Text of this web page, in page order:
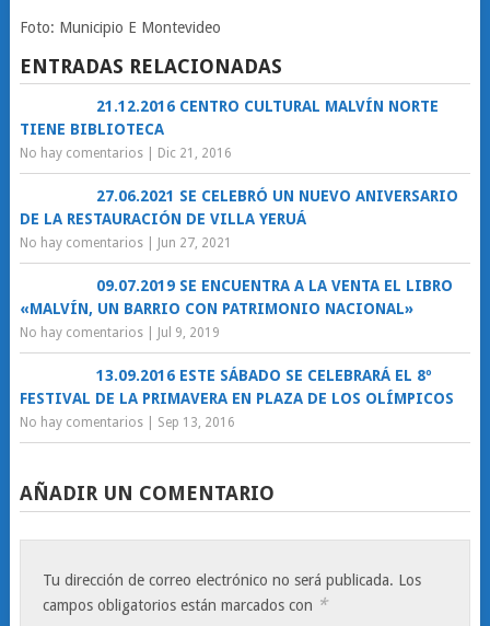
Foto: Municipio E Montevideo
ENTRADAS RELACIONADAS
21.12.2016 CENTRO CULTURAL MALVÍN NORTE
TIENE BIBLIOTECA
No hay comentarios| Dic 21, 2016
27.06.2021 SE CELEBRÓ UN NUEVO ANIVERSARIO
DE LA RESTAURACIÓN DE VILLA YERUÁ
No hay comentarios| Jun 27, 2021
09.07.2019 SE ENCUENTRA A LA VENTA EL LIBRO
«MALVÍN, UN BARRIO CON PATRIMONIO NACIONAL»
No hay comentarios| Jul 9, 2019
13.09.2016 ESTE SÁBADO SE CELEBRARÁ EL 8º
FESTIVAL DE LA PRIMAVERA EN PLAZA DE LOS OLÍMPICOS
No hay comentarios| Sep 13, 2016
AÑADIR UN COMENTARIO
Tu dirección de correo electrónico no será publicada. Los
campos obligatorios están marcados con *